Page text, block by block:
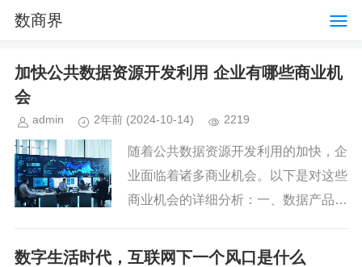
数商界
加快公共数据资源开发利用 企业有哪些商业机
会
admin 2年前 (2024-10-14) 2219
随着公共数据资源开发利用的加快，企
业面临着诸多商业机会。以下是对这些
商业机会的详细分析：一、数据产品开
可以基于公共数据资源开发新的数据产
数字生活时代，互联网下一个风口是什么